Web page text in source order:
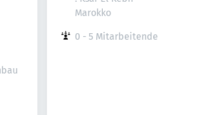
Marokko
0 - 5 Mitarbeitende